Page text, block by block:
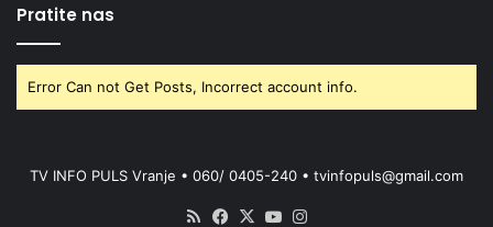
Pratite nas
Error Can not Get Posts, Incorrect account info.
TV INFO PULS Vranje • 060/ 0405-240 • tvinfopuls@gmail.com
RSS Facebook
X YouTube